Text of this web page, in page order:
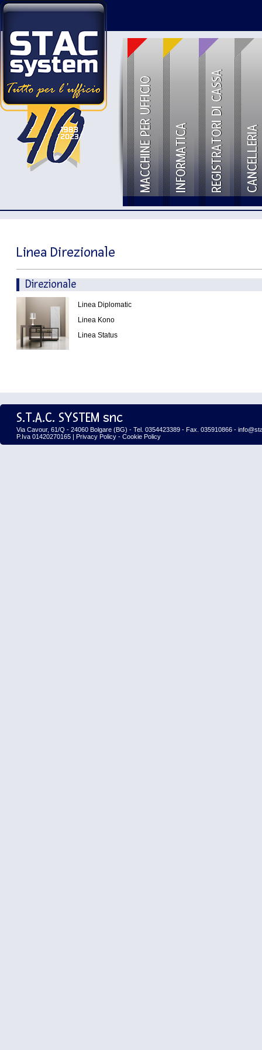
MACCHINE PER UFFICIO INFORMATICA REGISTRATORI DI CASSA CANCELLERIA
Linea Direzionale
Direzionale
Linea Diplomatic
Linea Kono
Linea Status
S.T.A.C. SYSTEM snc
Via Cavour, 61/Q - 24060 Bolgare (BG) - Tel. 0354423389 - Fax. 035910866 -
P.Iva 01420270165 | Privacy Policy - Cookie Policy